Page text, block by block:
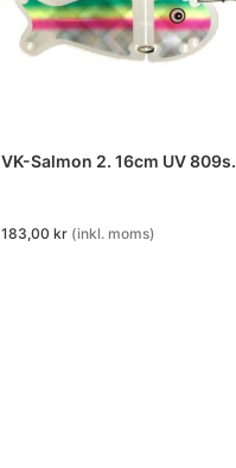
VK-Salmon 2. 16cm UV 809s.
183,00 kr (inkl. moms)